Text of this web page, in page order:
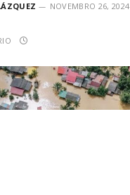
NOVEMBRO 26, 2024